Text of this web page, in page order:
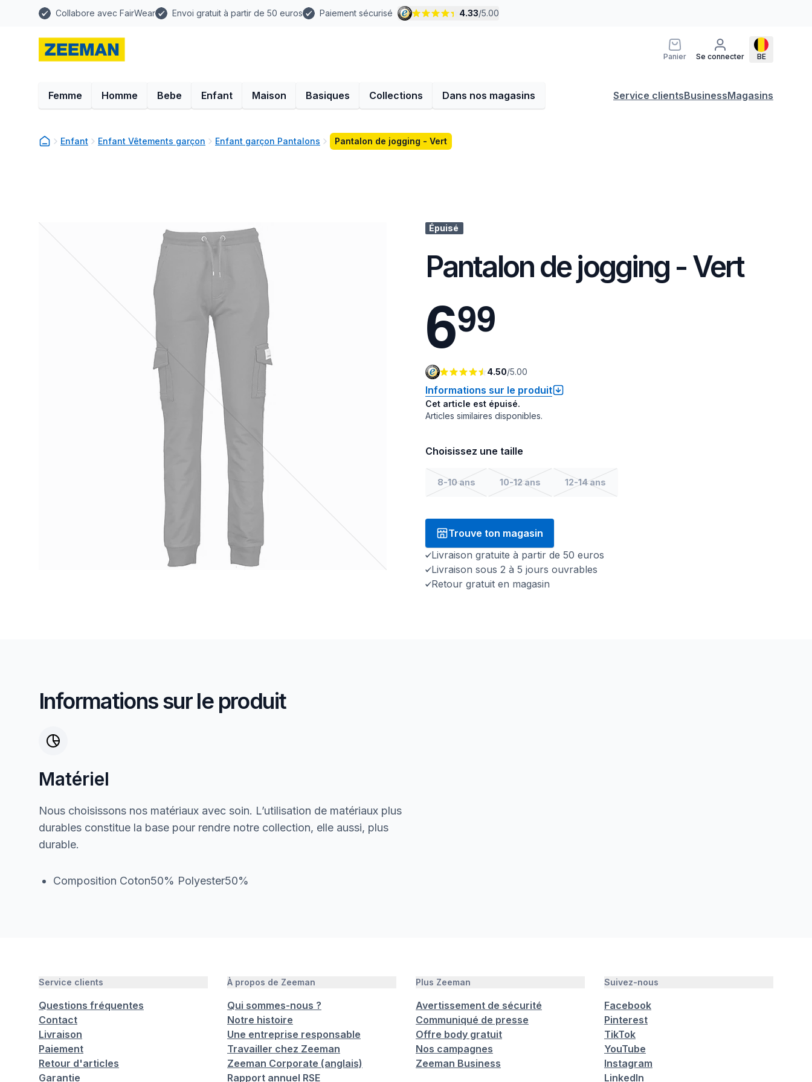
Collabore avec FairWear Envoi gratuit à partir de 50 euros Paiement sécurisé 4.33/5.00
Panier Se connecter BE
Femme Homme Bebe Enfant Maison Basiques Collections Dans nos magasins Service clientsBusinessMagasins
Enfant Enfant Vêtements garçon Enfant garçon Pantalons Pantalon de jogging - Vert
Épuisé
Pantalon de jogging - Vert
699
4.50/5.00
Informations sur le produit
Cet article est épuisé.
Articles similaires disponibles.
Choisissez une taille
8-10 ans 10-12 ans 12-14 ans
Trouve ton magasin
Livraison gratuite à partir de 50 euros
Livraison sous 2 à 5 jours ouvrables
Retour gratuit en magasin
Informations sur le produit
Matériel
Nous choisissons nos matériaux avec soin. L’utilisation de matériaux plus
durables constitue la base pour rendre notre collection, elle aussi, plus
durable.
Composition Coton50% Polyester50%
Service clients
Questions fréquentes
Contact
Livraison
Paiement
Retour d'articles
Garantie
À propos de Zeeman
Qui sommes-nous ?
Notre histoire
Une entreprise responsable
Travailler chez Zeeman
Zeeman Corporate (anglais)
Rapport annuel RSE
Plus Zeeman
Avertissement de sécurité
Communiqué de presse
Offre body gratuit
Nos campagnes
Zeeman Business
Suivez-nous
Facebook
Pinterest
TikTok
YouTube
Instagram
LinkedIn